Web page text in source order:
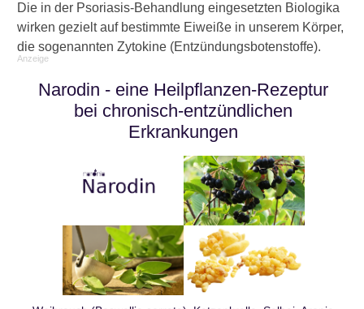
Die in der Psoriasis-Behandlung eingesetzten Biologika
wirken gezielt auf bestimmte Eiweiße in unserem Körper,
die sogenannten Zytokine (Entzündungsbotenstoffe).
Anzeige
Narodin - eine Heilpflanzen-Rezeptur
bei chronisch-entzündlichen
Erkrankungen
i
m
u
b